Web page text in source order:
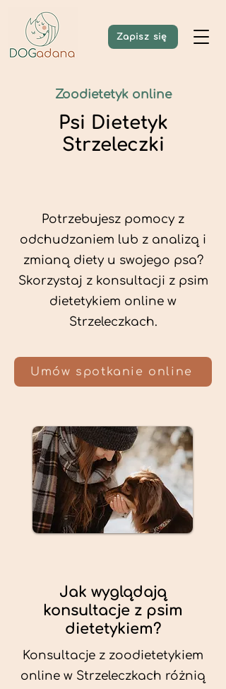
Zapisz się
Zoodietetyk online
Psi Dietetyk
Strzeleczki
Potrzebujesz pomocy z
odchudzaniem lub z analizą i
zmianą diety u swojego psa?
Skorzystaj z konsultacji z psim
dietetykiem online w
Strzeleczkach.
Umów spotkanie online
Jak wyglądają
konsultacje z psim
dietetykiem?
Konsultacje z zoodietetykiem
online w Strzeleczkach różnią